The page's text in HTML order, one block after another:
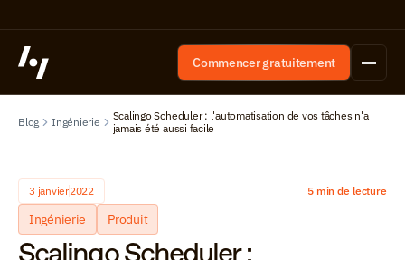
Commencer gratuitement
Blog Ingénierie
Scalingo Scheduler : l'automatisation de vos tâches n'a
jamais été aussi facile
3 janvier2022 5 min de lecture
Ingénierie Produit
Scalingo Scheduler :